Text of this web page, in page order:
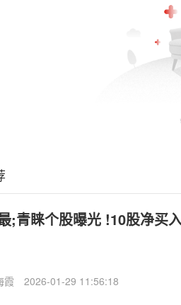
;青睐个股曝光 !10股净买
霞 2026-01-29 11:56:18